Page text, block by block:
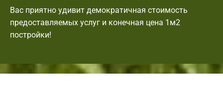
Вас приятно удивит демократичная стоимость
предоставляемых услуг и конечная цена 1м2
постройки!